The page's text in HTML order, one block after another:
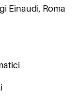
Einaudi, Roma